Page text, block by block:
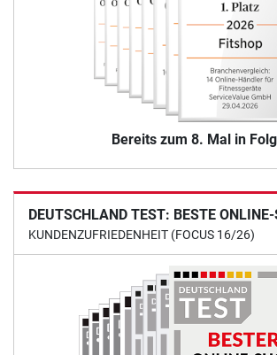
Bereits zum 8. Mal in
DEUTSCHLAND TEST: BESTE
KUNDENZUFRIEDENHEIT (FOCUS 16/26)